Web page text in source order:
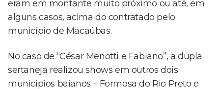
eram em montante muito próximo ou até, em
alguns casos, acima do contratado pelo
município de Macaúbas.
No caso de “César Menotti e Fabiano”, a dupla
sertaneja realizou shows em outros dois
municípios baianos – Formosa do Rio Preto e